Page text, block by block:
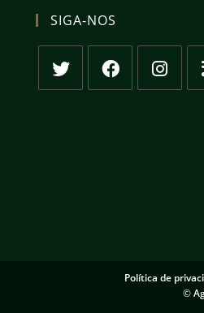
SIGA-NOS
Política de
©